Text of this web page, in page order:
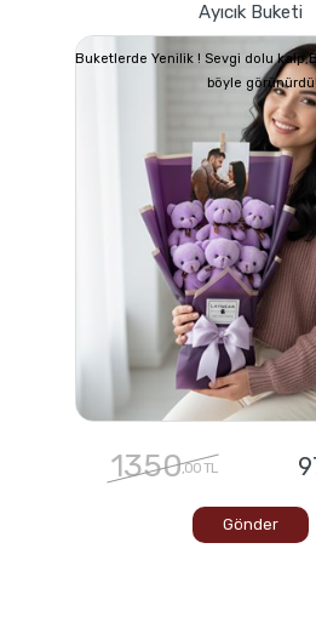
Ayıcık Buketi
Buketlerde Yenilik ! Sevgi dolu
böyle görünürdü!
1350,00 TL
Gönder